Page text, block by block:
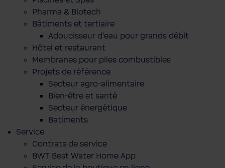
Pharma & Biotech
Bâtiments et tertiaire
Adoucisseur d'eau pour grands débit
Hôtel et restaurant
Membranes pour piles combustibles
Projets de référence
Secteur agro-alimentaire
Bien-être et santé
Secteur énergétique
Batiments
Service
Contrats de service
BWT Best Water Home App